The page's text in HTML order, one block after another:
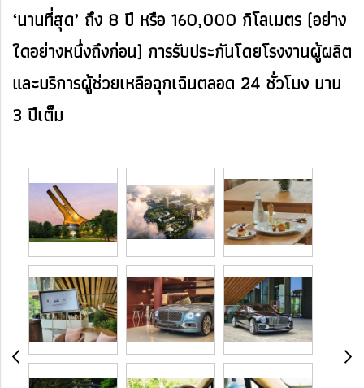
‘นานที่สุด’ ถึง 8 ปี หรือ 160,000 กิโลเมตร (อย่าง
ใดอย่างหนึ่งถึงก่อน) การรับประกันโดยโรงงานผู้ผลิต
และบริการผู้ช่วยเหลือฉุกเฉินตลอด 24 ชั่วโมง นาน
3 ปีเต็ม